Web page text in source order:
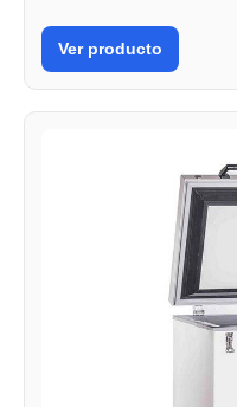
Ver producto